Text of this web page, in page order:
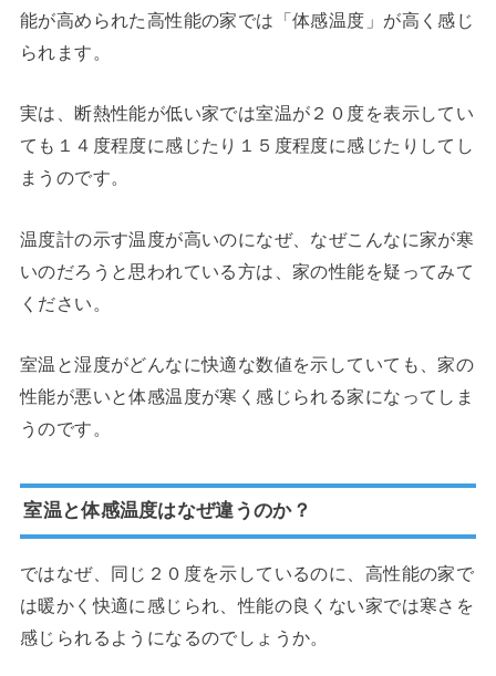
能が高められた高性能の家では「体感温度」が高く感じ
られます。
実は、断熱性能が低い家では室温が２０度を表示してい
ても１４度程度に感じたり１５度程度に感じたりしてし
まうのです。
温度計の示す温度が高いのになぜ、なぜこんなに家が寒
いのだろうと思われている方は、家の性能を疑ってみて
ください。
室温と湿度がどんなに快適な数値を示していても、家の
性能が悪いと体感温度が寒く感じられる家になってしま
うのです。
室温と体感温度はなぜ違うのか？
ではなぜ、同じ２０度を示しているのに、高性能の家で
は暖かく快適に感じられ、性能の良くない家では寒さを
感じられるようになるのでしょうか。